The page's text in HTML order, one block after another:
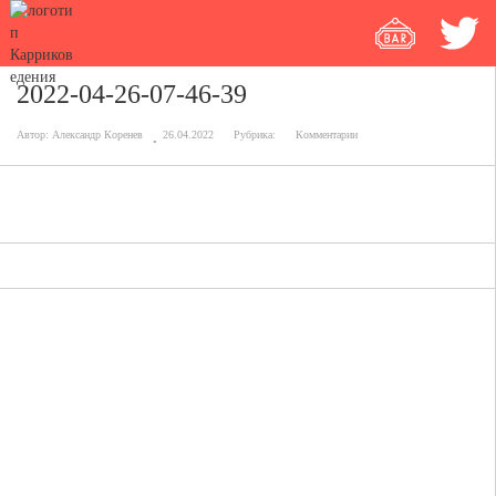
2022-04-26-07-46-39
Автор: Александр Коренев 26.04.2022 Рубрика: Комментарии